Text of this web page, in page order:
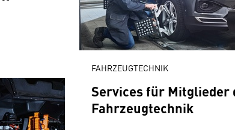
FAHRZEUGTECHNIK
Services für Mitglieder
Fahrzeugtechnik